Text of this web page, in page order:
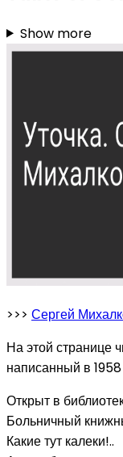
Show more
>>> Сергей
На этой странице
написанный в 1958
Открыт в
Больничный
Какие тут калеки!..